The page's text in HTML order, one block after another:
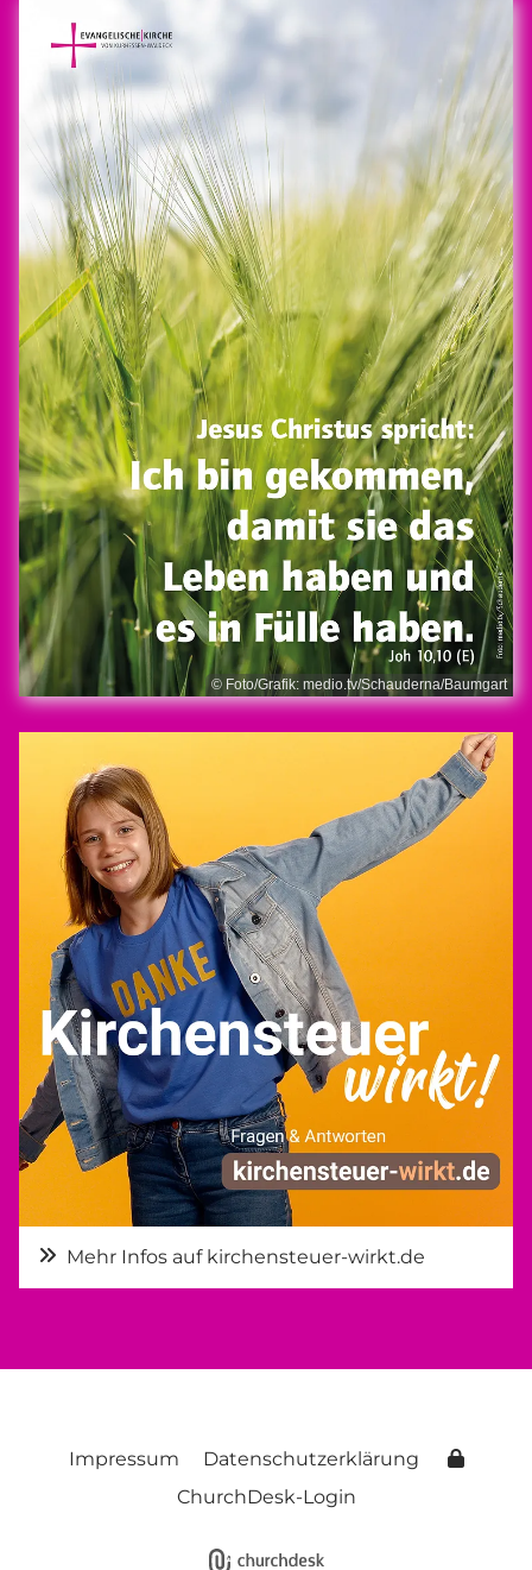
© Foto/Grafik: medio.tv/Schauderna/Baumgart
Mehr Infos auf kirchensteuer-wirkt.de
Impressum
Datenschutzerklärung
ChurchDesk-Login